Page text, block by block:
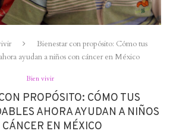
Bienestar con propósito: Cómo tus
ayudan a niños con cáncer en México
Bien vivir
PROPÓSITO: CÓMO TUS
AHORA AYUDAN A NIÑOS
CÁNCER EN MÉXICO